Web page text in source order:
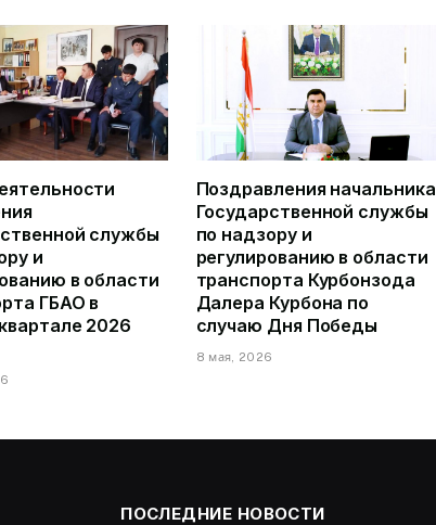
службы
и
в области
ГБАО в
2026
Поздравления начальника
Государственной службы
по надзору и
регулированию в области
транспорта Курбонзода
Далера Курбона по
случаю Дня Победы
8 мая, 2026
ПОСЛЕДНИЕ НОВОСТИ